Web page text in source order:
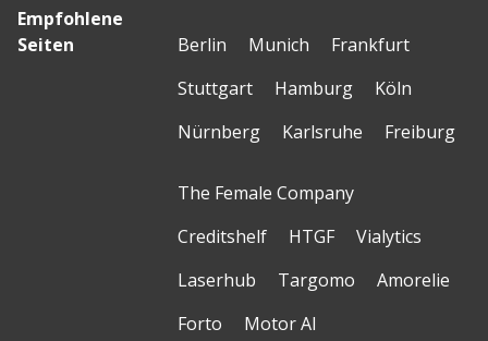
Empfohlene
Seiten
Berlin Munich
Frankfurt
Stuttgart
Hamburg
Köln
Nürnberg
Karlsruhe Freiburg
The Female Company
Creditshelf
HTGF
Vialytics
Laserhub
Targomo
Amorelie
Forto
Motor AI